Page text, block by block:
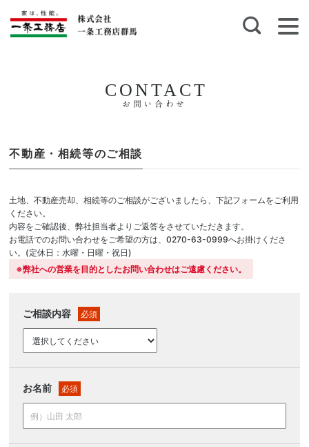
CONTACT
お問い合わせ
不動産・相続等のご相談
土地、不動産売却、相続等のご相談がございましたら、下記フォームをご利用
ください。
内容をご確認後、弊社担当者よりご返答をさせていただきます。
お電話でのお問い合わせをご希望の方は、0270-63-0999へお掛けくださ
い。(定休日：水曜・日曜・祝日)
※弊社への営業を目的としたお問い合わせはご遠慮ください。
ご相談内容 必須
お名前 必須